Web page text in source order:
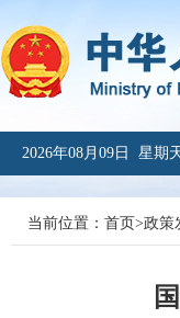
2026年08月09日 星期
当前位置： 首页>政策